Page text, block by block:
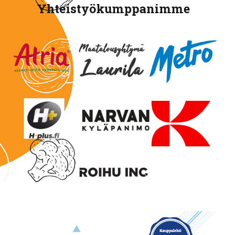
Yhteistyökumppanimme